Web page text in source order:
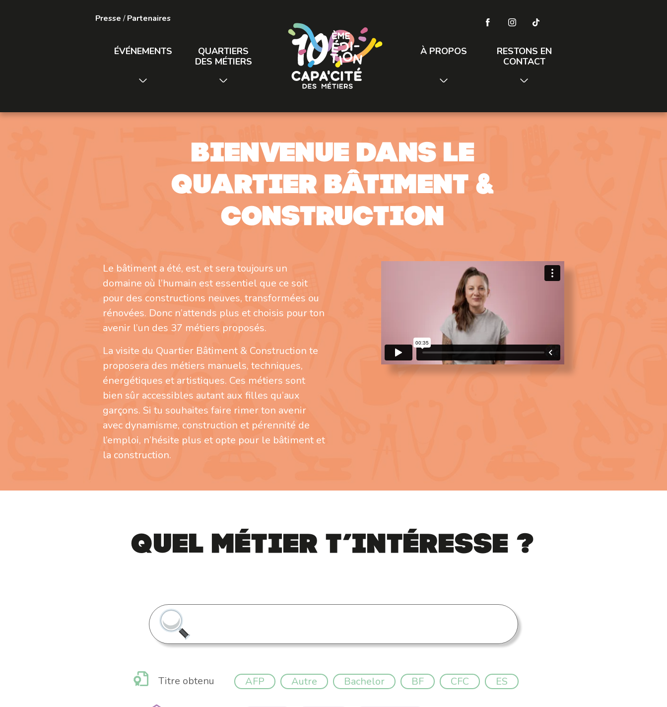
Presse/Partenaires
ÉVÉNEMENTS
QUARTIERS
DES MÉTIERS
À PROPOS
RESTONS EN
CONTACT
Bienvenue dans le
quartier bâtiment &
construction
Le bâtiment a été, est, et sera toujours un
domaine où l’humain est essentiel que ce soit
pour des constructions neuves, transformées ou
rénovées. Donc n’attends plus et choisis pour ton
avenir l’un des 37 métiers proposés.
La visite du Quartier Bâtiment & Construction te
proposera des métiers manuels, techniques,
énergétiques et artistiques. Ces métiers sont
bien sûr accessibles autant aux filles qu’aux
garçons. Si tu souhaites faire rimer ton avenir
avec dynamisme, construction et pérennité de
l’emploi, n’hésite plus et opte pour le bâtiment et
la construction.
Quel métier t’intéresse ?
Titre obtenu AFP Autre Bachelor BF CFC ES